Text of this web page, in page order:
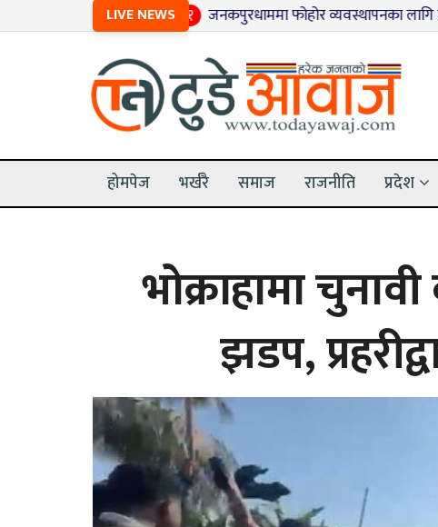
LIVE NEWS
१ जनकपुरधाममा फोहोर व्यवस्थापनका लागि जग्गा
होमपेज भर्खरै समाज राजनीति प्रदेश
भोक्राहामा
झडप,